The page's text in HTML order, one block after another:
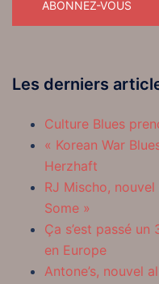
Les derniers
Culture Blues
« Korean War
Herzhaft
RJ Mischo, nouvel
Some »
Ça s’est passé
en Europe
Antone’s, nouvel